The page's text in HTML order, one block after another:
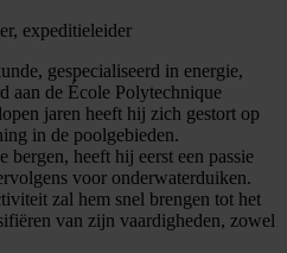
expeditieleider
gespecialiseerd in energie,
aan de École Polytechnique
jaren heeft hij zich gestort op
in de poolgebieden.
bergen, heeft hij eerst een passie
voor onderwaterduiken.
zal hem snel brengen tot het
van zijn vaardigheden, zowel